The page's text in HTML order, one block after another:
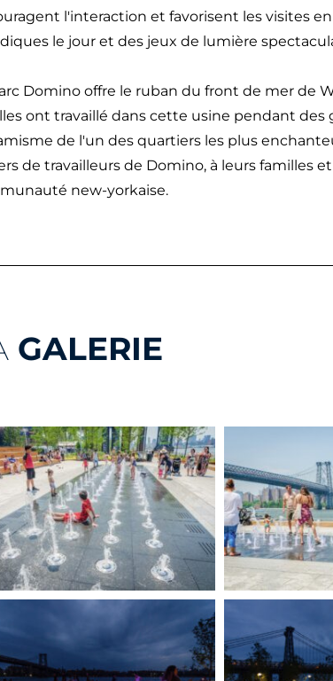
l'interaction et favorisent les visites
le jour et des jeux de lumière
Domino offre le ruban du front de mer de
ont travaillé dans cette usine pendant
de l'un des quartiers les plus
de travailleurs de Domino, à leurs familles
new-yorkaise.
GALERIE